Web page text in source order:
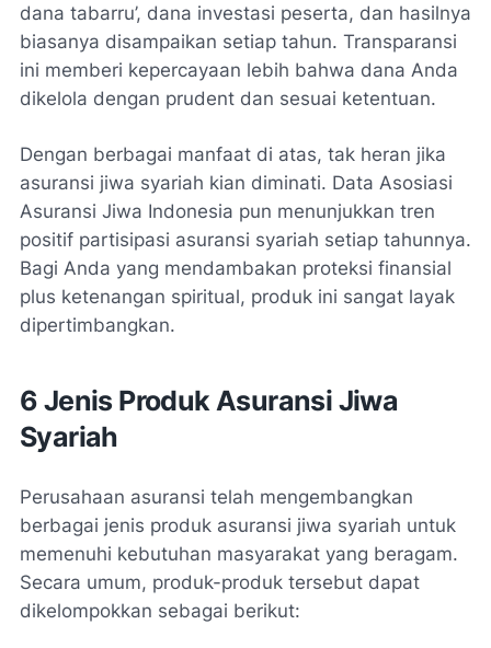
dana tabarru’, dana investasi peserta, dan hasilnya
biasanya disampaikan setiap tahun. Transparansi
ini memberi kepercayaan lebih bahwa dana Anda
dikelola dengan prudent dan sesuai ketentuan.
Dengan berbagai manfaat di atas, tak heran jika
asuransi jiwa syariah kian diminati. Data Asosiasi
Asuransi Jiwa Indonesia pun menunjukkan tren
positif partisipasi asuransi syariah setiap tahunnya.
Bagi Anda yang mendambakan proteksi finansial
plus ketenangan spiritual, produk ini sangat layak
dipertimbangkan.
6 Jenis Produk Asuransi Jiwa
Syariah
Perusahaan asuransi telah mengembangkan
berbagai jenis produk asuransi jiwa syariah untuk
memenuhi kebutuhan masyarakat yang beragam.
Secara umum, produk-produk tersebut dapat
dikelompokkan sebagai berikut: